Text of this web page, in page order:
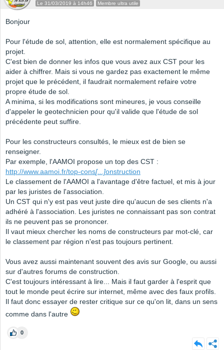
Le 31/03/2019 à 14h46 Membre ultra utile
Bonjour
Pour l'étude de sol, attention, elle est normalement spécifique au
projet.
C'est bien de donner les infos que vous avez aux CST pour les
aider à chiffrer. Mais si vous ne gardez pas exactement le même
projet que le précédent, il faudrait normalement refaire votre
propre étude de sol.
A minima, si les modifications sont mineures, je vous conseille
d'appeler le geotechnicien pour qu'il valide que l'étude de sol
précédente peut suffire.
Pour les constructeurs consultés, le mieux est de bien se
renseigner.
Par exemple, l'AAMOI propose un top des CST :
http://www.aamoi.fr/top-cons[...]onstruction
Le classement de l'AAMOI a l'avantage d'être factuel, et mis à jour
par les juristes de l'association.
Un CST qui n'y est pas veut juste dire qu'aucun de ses clients n'a
adhéré à l'association. Les juristes ne connaissant pas son contrat
ils ne peuvent pas se prononcer.
Il vaut mieux chercher les noms de constructeurs par mot-clé, car
le classement par région n'est pas toujours pertinent.
Vous avez aussi maintenant souvent des avis sur Google, ou aussi
sur d'autres forums de construction.
C'est toujours intéressant à lire... Mais il faut garder à l'esprit que
tout le monde peut écrire sur internet, même avec des faux profils.
Il faut donc essayer de rester critique sur ce qu'on lit, dans un sens
comme dans l'autre
0